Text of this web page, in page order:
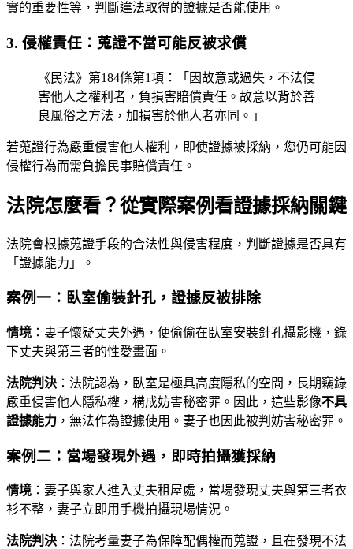
實的重要性等，判斷違法取得的證據是否能使用。
3. 侵權責任：蒐證不當可能反被求償
《民法》第184條第1項：「因故意或過失，不法侵
害他人之權利者，負損害賠償責任。故意以背於善
良風俗之方法，加損害於他人者亦同。」
若蒐證行為嚴重侵害他人權利，即使證據被採納，您仍可能因
侵權行為而需負擔民事賠償責任。
法院怎麼看？從實際案例看證據採納關鍵
法院會根據蒐證手段的合法性與侵害程度，判斷證據是否具有
「證據能力」。
案例一：臥室偷裝針孔，證據反被排除
情境 ：妻子懷疑丈夫外遇，便偷偷在臥室安裝針孔攝影機，錄
下丈夫與第三者的性愛畫面。
法院判決 ：法院認為，臥室是極具高度隱私的空間，長期竊錄
嚴重侵害他人隱私權，構成妨害秘密罪。因此，這些影像不具
證據能力 ，無法作為證據使用。妻子也因此被判妨害秘密罪。
案例二：當場發現外遇，即時拍攝獲採納
情境 ：妻子與家人進入丈夫租屋處，當場發現丈夫與第三者衣
衫不整，妻子立即用手機拍攝現場情況。
法院判決 ：法院考量妻子為保障配偶權而蒐證，且在發現不法